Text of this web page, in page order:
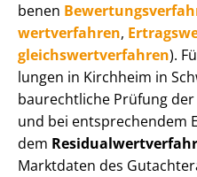
be­nen
wert­ver­fah­ren,
gleichs­wert­ver­fah­ren).
lun­gen in Kirchheim in
baurechtliche Prüfung
und bei entsprechendem
dem
Marktdaten des